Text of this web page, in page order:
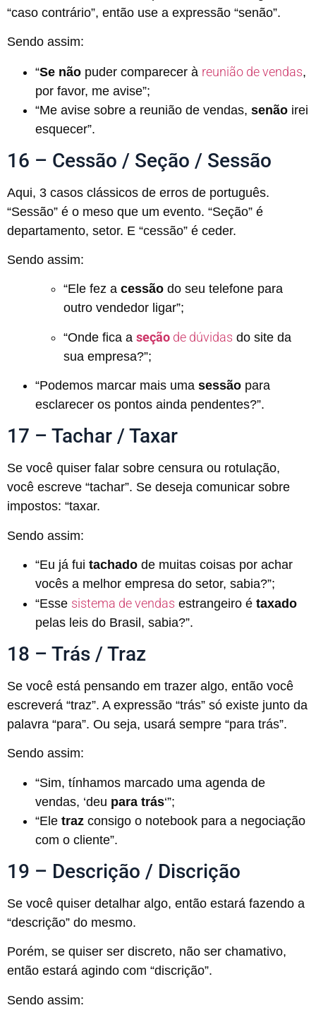
“caso contrário”, então use a expressão “senão”.
Sendo assim:
“Se não puder comparecer à reunião de vendas,
por favor, me avise”;
“Me avise sobre a reunião de vendas, senão irei
esquecer”.
16 – Cessão / Seção / Sessão
Aqui, 3 casos clássicos de erros de português.
“Sessão” é o meso que um evento. “Seção” é
departamento, setor. E “cessão” é ceder.
Sendo assim:
“Ele fez a cessão do seu telefone para
outro vendedor ligar”;
“Onde fica a seção de dúvidas do site da
sua empresa?”;
“Podemos marcar mais uma sessão para
esclarecer os pontos ainda pendentes?”.
17 – Tachar / Taxar
Se você quiser falar sobre censura ou rotulação,
você escreve “tachar”. Se deseja comunicar sobre
impostos: “taxar.
Sendo assim:
“Eu já fui tachado de muitas coisas por achar
vocês a melhor empresa do setor, sabia?”;
“Esse sistema de vendas estrangeiro é taxado
pelas leis do Brasil, sabia?”.
18 – Trás / Traz
Se você está pensando em trazer algo, então você
escreverá “traz”. A expressão “trás” só existe junto da
palavra “para”. Ou seja, usará sempre “para trás”.
Sendo assim:
“Sim, tínhamos marcado uma agenda de
vendas, ‘deu para trás‘”;
“Ele traz consigo o notebook para a negociação
com o cliente”.
19 – Descrição / Discrição
Se você quiser detalhar algo, então estará fazendo a
“descrição” do mesmo.
Porém, se quiser ser discreto, não ser chamativo,
então estará agindo com “discrição”.
Sendo assim: